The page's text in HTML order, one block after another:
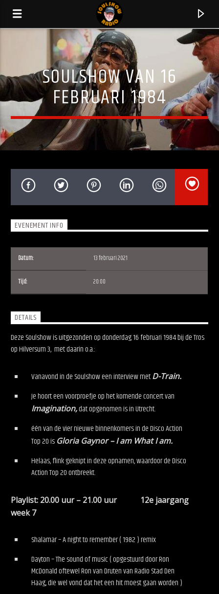
HUIDIG NUMMER
SOULSHOW VAN 16
FEBRUARI 1984
EVENEMENT INFO
Datum: 13 februari 2021
Tijd: 20:00
DETAILS
Deze Soulshow is uitgezonden op donderdag 16 februari 1984bij de Tros
op Hilversum 3, met daarin o.a.:
Vanavond in de Soulshow een interview metD-Train.
Je hoort een voorproefje op het komende concert van
Imagination,dat opgenomen is in Utrecht.
één van de vier nieuwe binnenkomers in de Disco Action
Top 20 is Gloria Gaynor – I am What I am.
Helaas, flink geknipt in deze opnamen, waardoor de Disco
Action Top 20 ontbreekt.
Playlist: 20.00 uur – 21.00 uur 12e jaargang
week 7
Shalamar – A night to remember ( 1982 ) remix
Dayton – The sound of music ( opgestuurd door Ron
McDonald oftewel Ron van Druten van Radio Stad Den
Haag, die wel vond dat het een hit moest gaan worden )